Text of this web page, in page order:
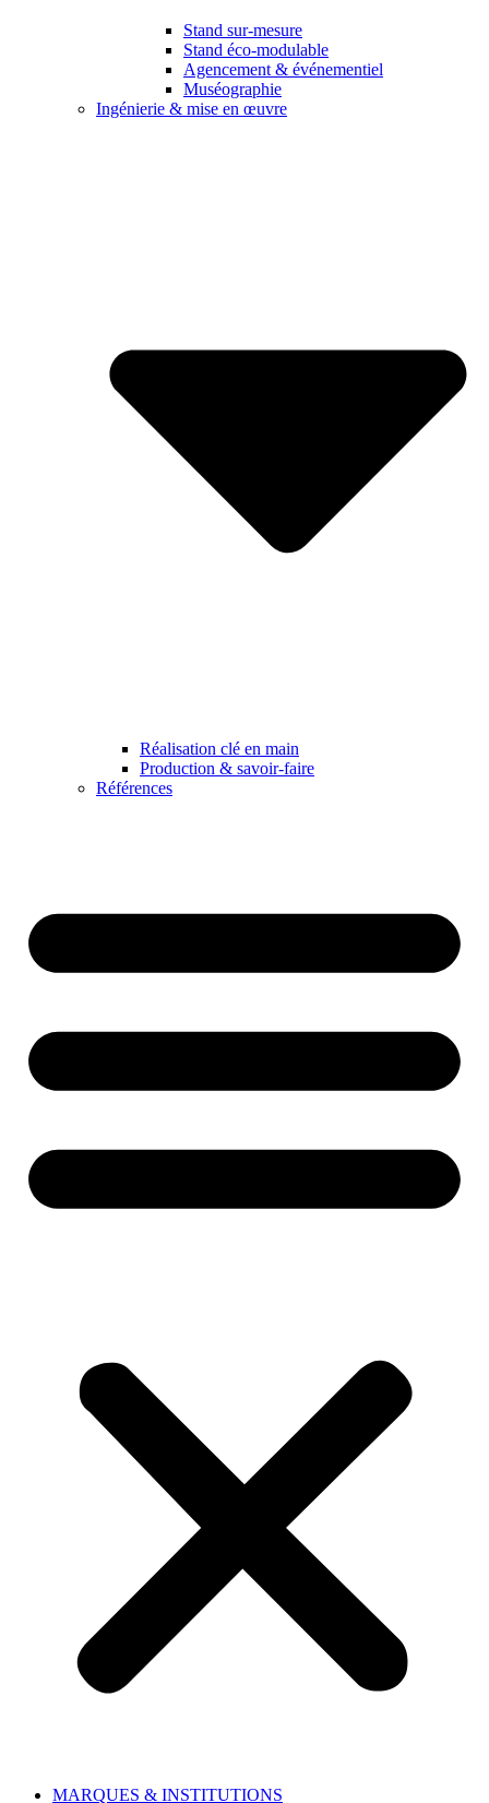
Stand sur-mesure
Stand éco-modulable
Agencement & événementiel
Muséographie
Ingénierie & mise en œuvre
Réalisation clé en main
Production & savoir-faire
Références
MARQUES & INSTITUTIONS